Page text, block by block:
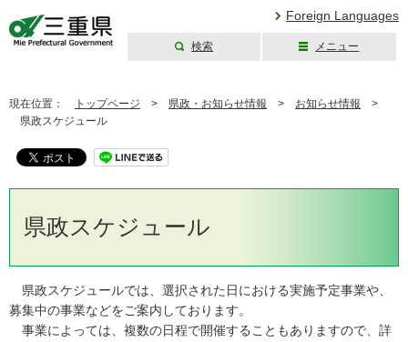
Foreign Languages
検索 メニュー
現在位置： トップページ > 県政・お知らせ情報 > お知らせ情報 >
県政スケジュール
県政スケジュール
県政スケジュールでは、選択された日における実施予定事業や、
募集中の事業などをご案内しております。
事業によっては、複数の日程で開催することもありますので、詳